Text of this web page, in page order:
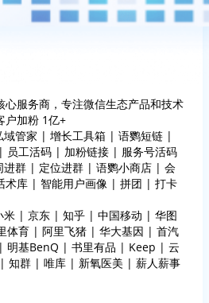
心服务商，专注微信生态产品和技术
户加粉 1亿+
域管家 | 增长工具箱 | 语鹦短链 |
员工活码 | 加粉链接 | 服务号活码
进群 | 定位进群 | 语鹦小商店 | 会
术库 | 智能用户画像 | 拼团 | 打卡
米 | 京东 | 知乎 | 中国移动 | 华图
体育 | 阿里飞猪 | 华大基因 | 首汽
明基BenQ | 书里有品 | Keep | 云
知群 | 唯库 | 新氧医美 | 薪人薪事